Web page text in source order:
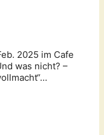
2025 im Cafe
was nicht? –